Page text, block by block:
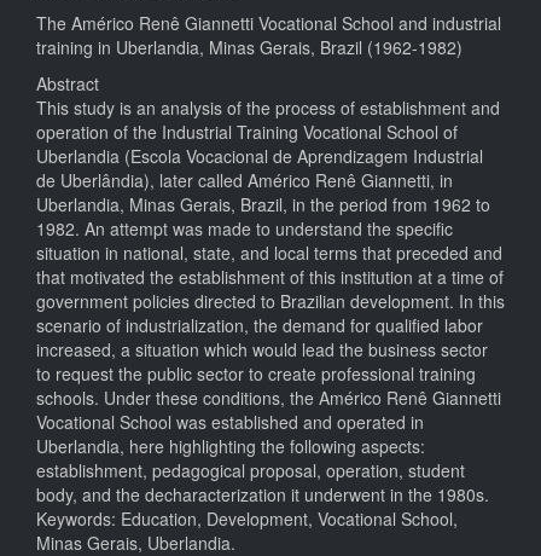
The Américo Renê Giannetti Vocational School and industrial
training in Uberlandia, Minas Gerais, Brazil (1962-1982)
Abstract
This study is an analysis of the process of establishment and
operation of the Industrial Training Vocational School of
Uberlandia (Escola Vocacional de Aprendizagem Industrial
de Uberlândia), later called Américo Renê Giannetti, in
Uberlandia, Minas Gerais, Brazil, in the period from 1962 to
1982. An attempt was made to understand the specific
situation in national, state, and local terms that preceded and
that motivated the establishment of this institution at a time of
government policies directed to Brazilian development. In this
scenario of industrialization, the demand for qualified labor
increased, a situation which would lead the business sector
to request the public sector to create professional training
schools. Under these conditions, the Américo Renê Giannetti
Vocational School was established and operated in
Uberlandia, here highlighting the following aspects:
establishment, pedagogical proposal, operation, student
body, and the decharacterization it underwent in the 1980s.
Keywords: Education, Development, Vocational School,
Minas Gerais, Uberlandia.